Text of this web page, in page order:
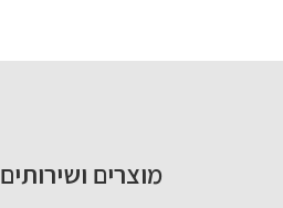
מוצרים ושירותים